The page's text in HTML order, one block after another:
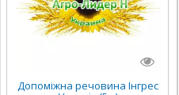
Допоміжна речовина Інгрес